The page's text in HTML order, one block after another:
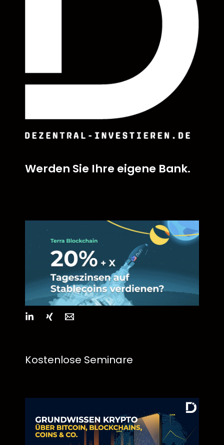
Werden Sie Ihre eigene Bank.
Kostenlose Seminare